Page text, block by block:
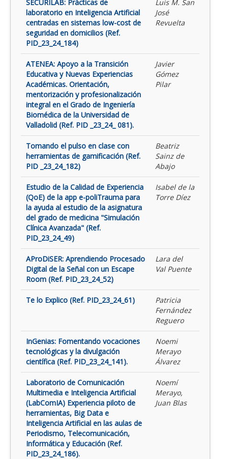
SECURILAB: Prácticas de
laboratorio en Inteligencia Artificial
centradas en sistemas low-cost de
seguridad en domicilios (Ref.
PID_23_24_184)
Luis M. San
José
Revuelta
ATENEA: Apoyo a la Transición
Educativa y Nuevas Experiencias
Académicas. Orientación,
mentorización y profesionalización
integral en el Grado de Ingeniería
Biomédica de la Universidad de
Valladolid (Ref. PID _23_24_ 081).
Javier
Gómez
Pilar
Tomando el pulso en clase con
herramientas de gamificación (Ref.
PID _23_24_182)
Beatriz
Sainz de
Abajo
Estudio de la Calidad de Experiencia
(QoE) de la app e-poliTrauma para
la ayuda al estudio de la asignatura
del grado de medicina "Simulación
Clínica Avanzada" (Ref.
PID_23_24_49)
Isabel de la
Torre Díez
AProDiSER: Aprendiendo Procesado
Digital de la Señal con un Escape
Room (Ref. PID_23_24_52)
Lara del
Val Puente
Te lo Explico (Ref. PID_23_24_61)
Patricia
Fernández
Reguero
InGenias: Fomentando vocaciones
tecnológicas y la divulgación
científica (Ref. PID_23_24_141).
Noemi
Merayo
Álvarez
Laboratorio de Comunicación
Multimedia e Inteligencia Artificial
(LabComIA) Experiencia piloto de
herramientas, Big Data e
Inteligencia Artificial en las aulas de
Periodismo, Telecomunicación,
Informática y Educación (Ref.
PID_23_24_186).
Noemí
Merayo,
Juan Blas